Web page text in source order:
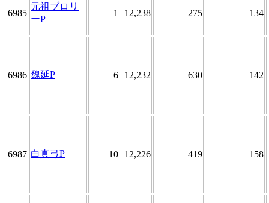
6985
元祖ブロリ
ーP
1 12,238 275 134
6986 魏延P 6 12,232 630 142
6987 白真弓P 10 12,226 419 158